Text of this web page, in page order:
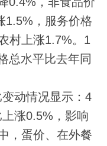
1.5%，服务价格
村上涨1.7%。1
总水平比去年同
动情况显示：4
涨0.5%，影响
，蛋价、在外餐